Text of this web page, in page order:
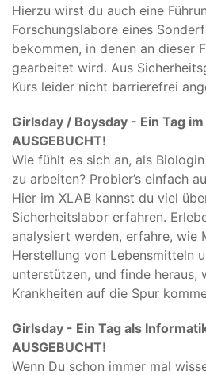
Hierzu wirst du auch eine
Forschungslabore eines
bekommen, in denen an dieser
gearbeitet wird. Aus
Kurs leider nicht barrierefrei
Girlsday / Boysday - Ein Tag
AUSGEBUCHT!
Wie fühlt es sich an, als
zu arbeiten? Probier’s einfach
Hier im XLAB kannst du viel
Sicherheitslabor erfahren.
analysiert werden, erfahre, wie
Herstellung von Lebensmitteln
unterstützen, und finde heraus,
Krankheiten auf die Spur
Girlsday - Ein Tag als
AUSGEBUCHT!
Wenn Du schon immer mal